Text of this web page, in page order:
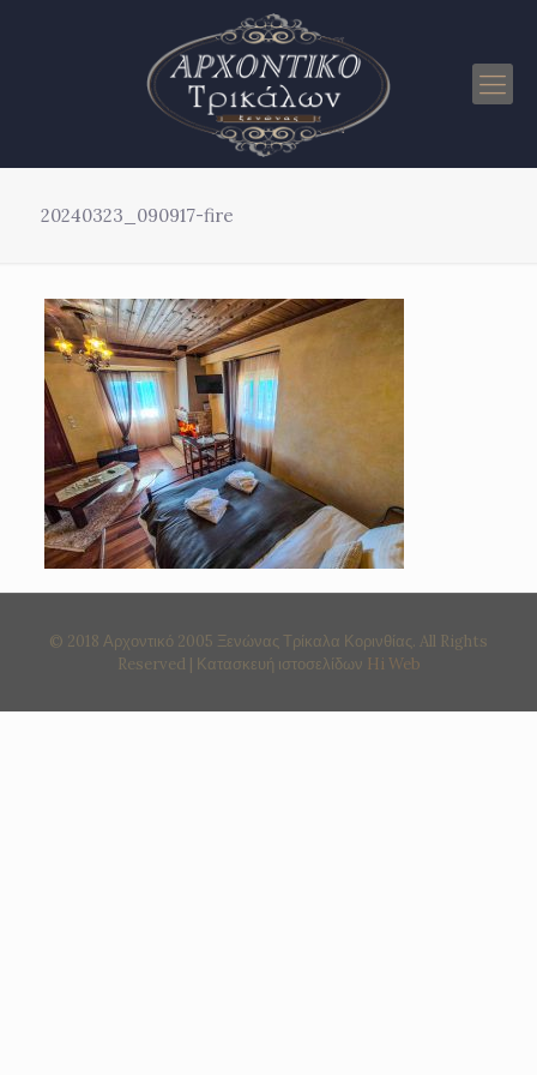
20240323_090917-fire
© 2018 Αρχοντικό 2005 Ξενώνας Τρίκαλα Κορινθίας. All Rights
Reserved | Κατασκευή ιστοσελίδων Hi Web